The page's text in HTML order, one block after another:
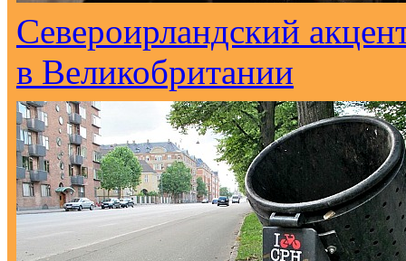
Североирландский
в Великобритании